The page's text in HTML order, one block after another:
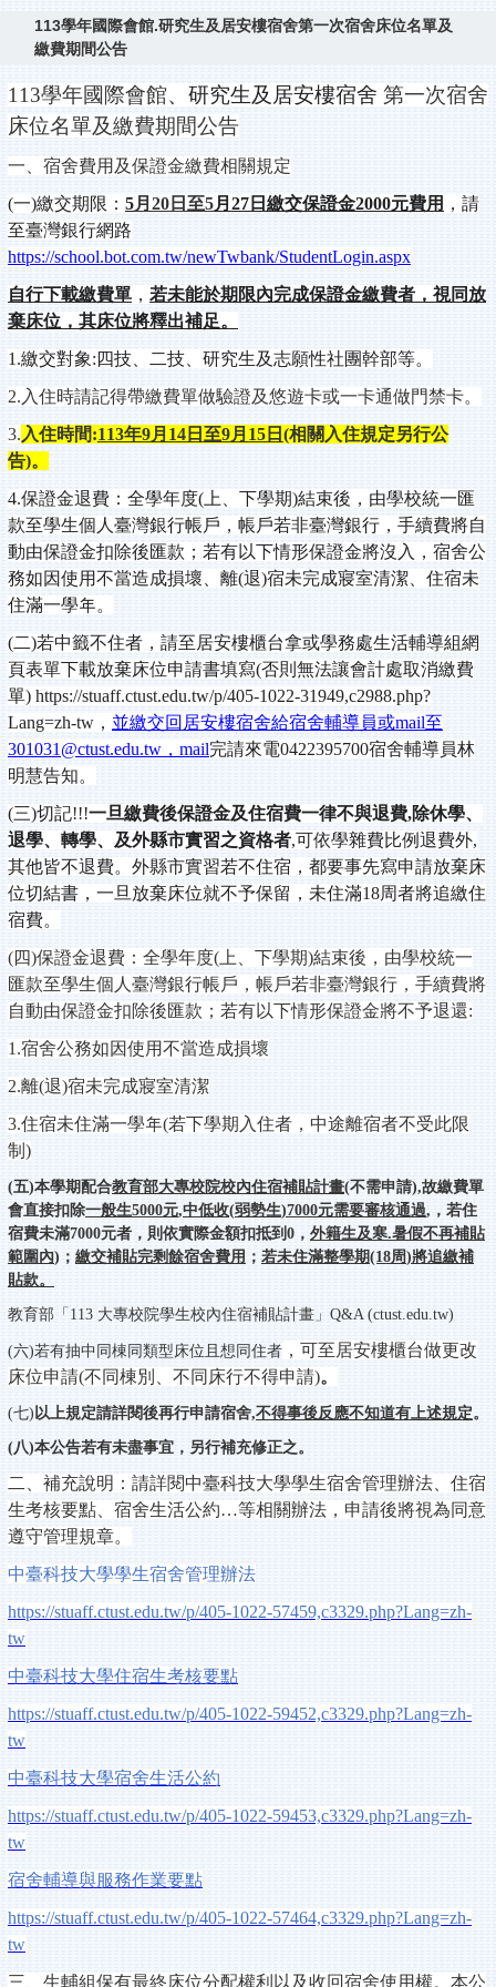
113學年國際會館.研究生及居安樓宿舍第一次宿舍床位名單及
繳費期間公告
113學年國際會館、研究生及居安樓宿舍 第一次宿舍
床位名單及繳費期間公告
一、宿舍費用及保證金繳費相關規定
(一)繳交期限： 5月20日至5月27日繳交保證金2000元費用 ，請
至臺灣銀行網路
https://school.bot.com.tw/newTwbank/StudentLogin.aspx
自行下載繳費單 ， 若未能於期限內完成保證金繳費者，視同放
棄床位，其床位將釋出補足。
1.繳交對象:四技、二技
研究生及志願性社團幹部等。
2. 入住時請記得帶繳費單做驗證及悠遊卡或一卡通做門禁卡。
3. 入住時間:113年9月14日至9月15日 (相關入住規定另行公
告)。
4.保證金退費：全學年度(上、下學期)結束後，由學校統一匯
款至學生個人臺灣銀行帳戶，帳戶若非臺灣銀行，手續費將自
動由保證金扣除後匯款；若有以下情形保證金將沒入，宿舍公
務如因使用不當造成損壞、離(退)宿未完成寢室清潔、住宿未
住滿一學年。
(二)若中籤不住者，請至居安樓櫃台拿或學務處生活輔導組網
頁表單下載放棄床位申請書填寫(否則無法讓會計處取消繳費
單) https://stuaff.ctust.edu.tw/p/405-1022-31949,c2988.php?
Lang=zh-tw ， 並繳交回居安樓宿舍給宿舍輔導員或mail至
301031@ctust.edu.tw，mail完請來電0422395700宿舍輔導員林
明慧告知。
(三)切記!!!一旦繳費後保證金及住宿費一律不與退費,除休學、
退學、轉學、及外縣市實習之資格者,可依學雜費比例退費外,
其他皆不退費。外縣市實習若不住宿，都要事先寫申請放棄床
位切結書，一旦放棄床位就不予保留 ，未住滿18周者將追繳住
宿費。
(四)保證金退費：全學年度(上、下學期)結束後，由學校統一
匯款至學生個人臺灣銀行帳戶，帳戶若非臺灣銀行，手續費將
自動由保證金扣除後匯款；若有以下情形保證金將不予退還:
1.宿舍公務如因使用不當造成損壞
2.離(退)宿未完成寢室清潔
3.住宿未住滿一學年(若下學期入住者，中途離宿者不受此限
制)
(五)本學期配合教育部大專校院校內住宿補貼計畫(不需申請),故繳費單
會直接扣除一般生5000元,中低收(弱勢生)7000元需要審核通過, ， 若住
宿費未滿7000元者 ， 則依實際金額扣抵到 0 ， 外籍生及寒.暑假不再補貼
範圍內) ； 繳交補貼完剩餘宿舍費用 ； 若未住滿整學期(18周)將追繳補
貼款。
教育部「113 大專校院學生校內住宿補貼計畫」Q&A (ctust.edu.tw)
(六)若有抽中同棟同類型床位且想同住者 ，可至居安樓櫃台做更改
床位申請(不同棟別
、不同床行不得申請)。
(七) 以上規定請詳閱後再行申請宿舍,不得事後反應不知道有上述規定。
(八)本公告若有未盡事宜，另行補充修正之。
二、補充說明：請詳閱中臺科技大學學生宿舍管理辦法、住宿
生考核要點、宿舍生活公約…等相關辦法，申請後將視為同意
遵守管理規章。
中臺科技大學學生宿舍管理辦法
https://stuaff.ctust.edu.tw/p/405-1022-57459,c3329.php?Lang=zh-
tw
中臺科技大學住宿生考核要點
https://stuaff.ctust.edu.tw/p/405-1022-59452,c3329.php?Lang=zh-
tw
中臺科技大學宿舍生活公約
https://stuaff.ctust.edu.tw/p/405-1022-59453,c3329.php?Lang=zh-
tw
宿舍輔導與服務作業要點
https://stuaff.ctust.edu.tw/p/405-1022-57464,c3329.php?Lang=zh-
tw
三、生輔組保有最終床位分配權利以及收回宿舍使用權。本公